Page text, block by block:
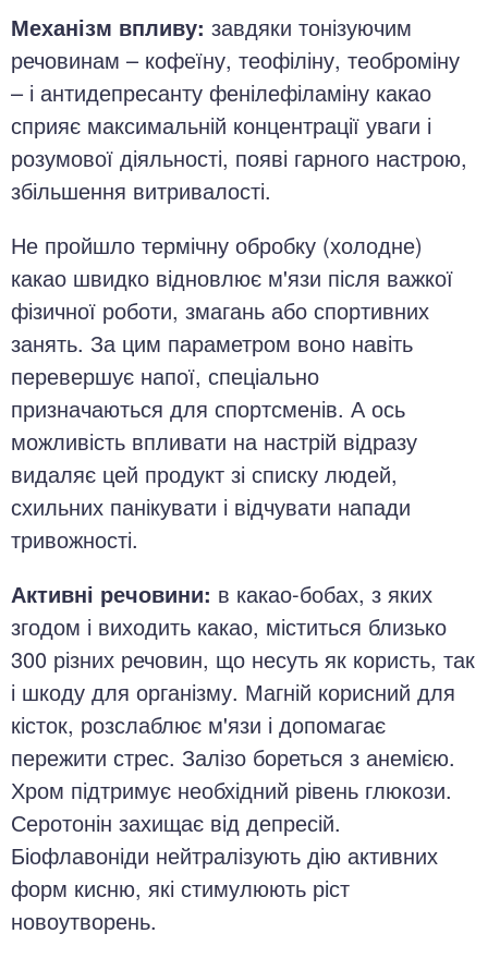
Механізм впливу: завдяки тонізуючим
речовинам – кофеїну, теофіліну, теоброміну
– і антидепресанту фенілефіламіну какао
сприяє максимальній концентрації уваги і
розумової діяльності, появі гарного настрою,
збільшення витривалості.
Не пройшло термічну обробку (холодне)
какао швидко відновлює м'язи після важкої
фізичної роботи, змагань або спортивних
занять. За цим параметром воно навіть
перевершує напої, спеціально
призначаються для спортсменів. А ось
можливість впливати на настрій відразу
видаляє цей продукт зі списку людей,
схильних панікувати і відчувати напади
тривожності.
Активні речовини: в какао-бобах, з яких
згодом і виходить какао, міститься близько
300 різних речовин, що несуть як користь, так
і шкоду для організму. Магній корисний для
кісток, розслаблює м'язи і допомагає
пережити стрес. Залізо бореться з анемією.
Хром підтримує необхідний рівень глюкози.
Серотонін захищає від депресій.
Біофлавоніди нейтралізують дію активних
форм кисню, які стимулюють ріст
новоутворень.